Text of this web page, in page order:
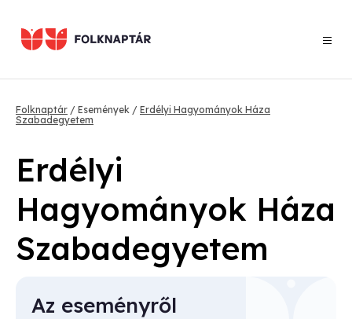
tartalomra
Morzsa
Folknaptár Események
Erdélyi Hagyományok Háza
Szabadegyetem
Erdélyi
Hagyományok Háza
Szabadegyetem
Az eseményről